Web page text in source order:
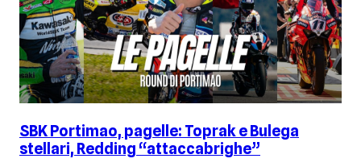
SBK Portimao, pagelle: Toprak e Bulega
stellari, Redding “attaccabrighe”